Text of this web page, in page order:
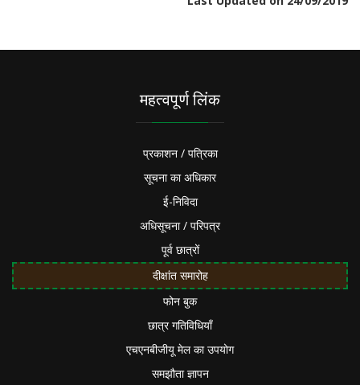
महत्वपूर्ण लिंक
प्रकाशन / पत्रिका
सूचना का अधिकार
ई-निविदा
अधिसूचना / परिपत्र
पूर्व छात्रों
दीक्षांत समारोह
फोन बुक
छात्र गतिविधियाँ
एचएनबीजीयू मेल का उपयोग
समझौता ज्ञापन